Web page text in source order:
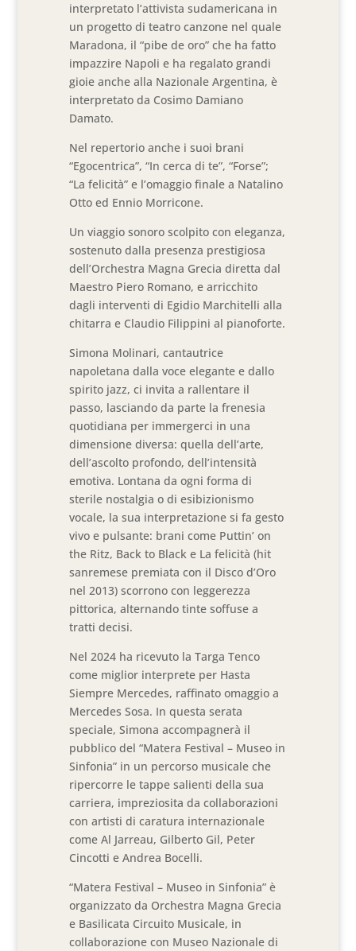
interpretato l’attivista sudamericana in
un progetto di teatro canzone nel quale
Maradona, il “pibe de oro” che ha fatto
impazzire Napoli e ha regalato grandi
gioie anche alla Nazionale Argentina, è
interpretato da Cosimo Damiano
Damato.
Nel repertorio anche i suoi brani
“Egocentrica”, “In cerca di te”, “Forse”;
“La felicità” e l’omaggio finale a Natalino
Otto ed Ennio Morricone.
Un viaggio sonoro scolpito con eleganza,
sostenuto dalla presenza prestigiosa
dell’Orchestra Magna Grecia diretta dal
Maestro Piero Romano, e arricchito
dagli interventi di Egidio Marchitelli alla
chitarra e Claudio Filippini al pianoforte.
Simona Molinari, cantautrice
napoletana dalla voce elegante e dallo
spirito jazz, ci invita a rallentare il
passo, lasciando da parte la frenesia
quotidiana per immergerci in una
dimensione diversa: quella dell’arte,
dell’ascolto profondo, dell’intensità
emotiva. Lontana da ogni forma di
sterile nostalgia o di esibizionismo
vocale, la sua interpretazione si fa gesto
vivo e pulsante: brani come Puttin’ on
the Ritz, Back to Black e La felicità (hit
sanremese premiata con il Disco d’Oro
nel 2013) scorrono con leggerezza
pittorica, alternando tinte soffuse a
tratti decisi.
Nel 2024 ha ricevuto la Targa Tenco
come miglior interprete per Hasta
Siempre Mercedes, raffinato omaggio a
Mercedes Sosa. In questa serata
speciale, Simona accompagnerà il
pubblico del “Matera Festival – Museo in
Sinfonia” in un percorso musicale che
ripercorre le tappe salienti della sua
carriera, impreziosita da collaborazioni
con artisti di caratura internazionale
come Al Jarreau, Gilberto Gil, Peter
Cincotti e Andrea Bocelli.
“Matera Festival – Museo in Sinfonia” è
organizzato da Orchestra Magna Grecia
e Basilicata Circuito Musicale, in
collaborazione con Museo Nazionale di